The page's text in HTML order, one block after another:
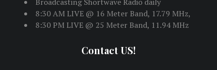
8:30 AM LIVE @ 16 Meter Band, 17.79 MHz,
8:30 PM LIVE @ 25 Meter Band, 11.94 MHz
Contact US!